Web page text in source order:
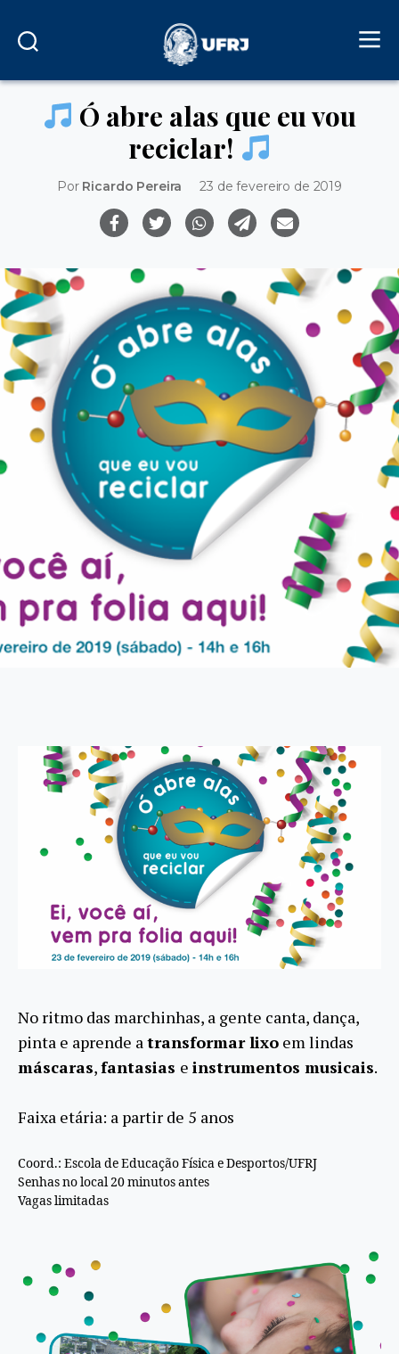
Ó abre alas que eu vou
reciclar!
Por Ricardo Pereira 23 de fevereiro de 2019
No ritmo das marchinhas, a gente canta, dança,
pinta e aprende atransformar lixo em lindas
máscaras,fantasias e instrumentos musicais.
Faixa etária: a partir de 5 anos
Coord.: Escola de Educação Física e Desportos/UFRJ
Senhas no local 20 minutos antes
Vagas limitadas